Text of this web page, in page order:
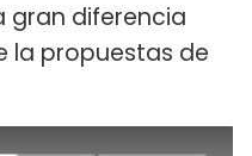
gran diferencia
la propuestas de